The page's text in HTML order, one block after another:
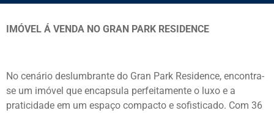
IMÓVEL Á VENDA NO GRAN PARK RESIDENCE
No cenário deslumbrante do Gran Park Residence, encontra-
se um imóvel que encapsula perfeitamente o luxo e a
praticidade em um espaço compacto e sofisticado. Com 36